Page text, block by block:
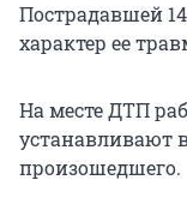
Пострадавшей
характер ее
На месте ДТП
устанавливают
произошедшего.